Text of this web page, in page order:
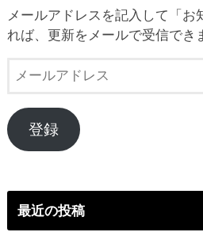
メールアドレスを記入して「お
れば、更新をメールで受信でき
ル
ア
ド
登録
最近の投稿